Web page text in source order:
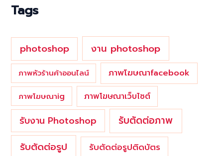
Tags
photoshop งาน photoshop
ภาพหัวร้านค้าออนไลน์ ภาพโฆษณาfacebook
ภาพโฆษณาig ภาพโฆษณาเว็บไซต์
รับงาน Photoshop
รับตัดต่อภาพ
รับตัดต่อรูป
รับตัดต่อรูปติดบัตร